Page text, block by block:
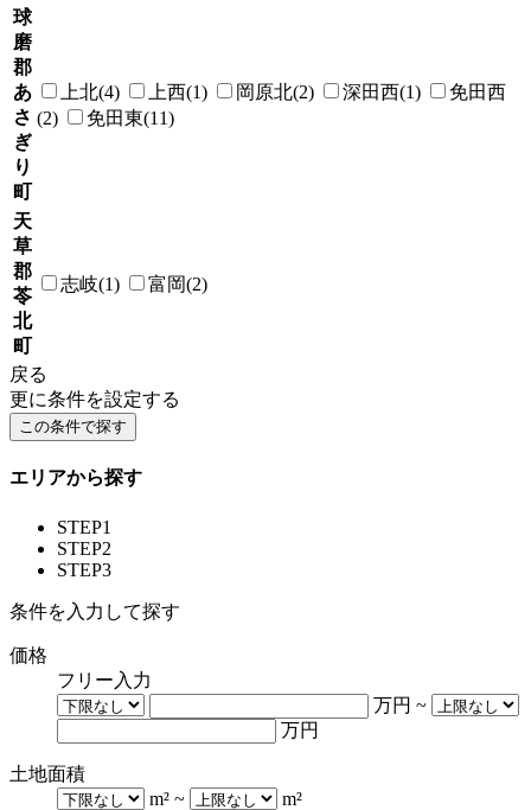
球
磨
郡
あ
さ
ぎ
り
町
上北(4) 上西(1) 岡原北(2) 深田西(1)
免田西
(2)
免田東(11)
天
草
郡
苓
北
町
志岐(1) 富岡(2)
戻る
更に条件を設定する
エリアから探す
STEP1
STEP2
STEP3
条件を入力して探す
価格
フリー入力
万円 ~
万円
土地面積
m² ~ m²